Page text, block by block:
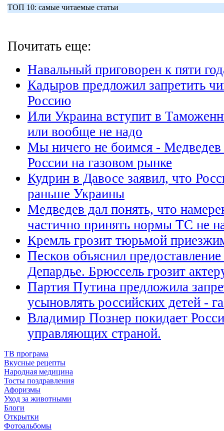
ТОП 10: самые читаемые статьи
Почитать еще:
Навальный приговорен к пяти
Кадыров предложил запретить
Россию
Или Украина вступит в
или вообще не надо
Мы ничего не боимся - Медведев
России на газовом рынке
Кудрин в Давосе заявил, что
раньше Украины
Медведев дал понять, что
частично принять нормы ТС не
Кремль грозит тюрьмой
Песков объяснил
Депардье. Брюссель грозит
Партия Путина предложила
усыновлять российских детей -
Владимир Познер покидает
управляющих страной.
ТВ програма
Вкусные рецепты
Народная медицина
Тосты поздравления
Афоризмы
Уход за животными
Блоги
Открытки
Фотоальбомы